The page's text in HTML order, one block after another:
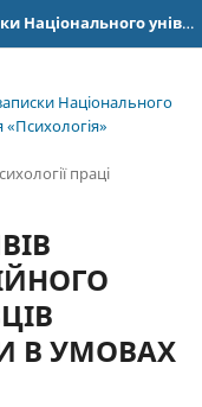
Науковий журнал «Наукові записки Національного університету «Острозька академія»: серія «Психологія»
Національного
«Психологія»
праці
В УМОВАХ